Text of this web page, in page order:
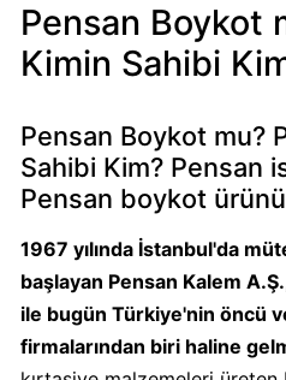
Pizza
Boykot
mu?
Pizza
Hut
Kimin
Sahibi
Kim?
Pensan Boykot
Kimin Sahibi
Pensan Boykot mu?
Sahibi Kim? Pensan
Pensan boykot
1967 yılında İstanbul'da
başlayan Pensan Kalem
ile bugün Türkiye'nin öncü
firmalarından biri haline